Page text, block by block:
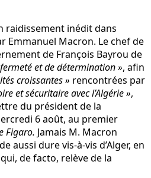
raidissement inédit dans
Emmanuel Macron. Le chef de
de François Bayrou de
et de détermination », afin
croissantes » rencontrées par
et sécuritaire avec l’Algérie »,
du président de la
6 août, au premier
Figaro. Jamais M. Macron
aussi dure vis-à-vis d’Alger, en
de facto, relève de la